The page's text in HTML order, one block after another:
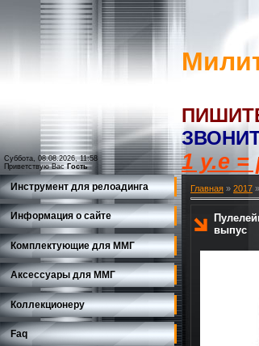
Суббота, 08.08.2026, 11:58
Приветствую Вас Гость 1 у.е =
Инструмент для релоадинга
Информация о сайте
Комплектующие для ММГ
Аксессуары для ММГ
Коллекционеру
Faq
Главная » 2017 »
выпус